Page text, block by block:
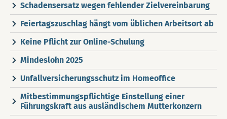
Schadensersatz wegen fehlender Zielvereinbarung
Feiertagszuschlag hängt vom üblichen Arbeitsort ab
Keine Pflicht zur Online-Schulung
Mindeslohn 2025
Unfallversicherungsschutz im Homeoffice
Mitbestimmungspflichtige Einstellung einer
Führungskraft aus ausländischem Mutterkonzern